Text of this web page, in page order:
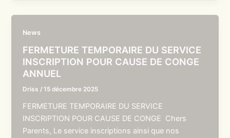
News
FERMETURE TEMPORAIRE DU SERVICE
INSCRIPTION POUR CAUSE DE CONGE
ANNUEL
Driss /15 décembre 2025
FERMETURE TEMPORAIRE DU SERVICE
INSCRIPTION POUR CAUSE DE CONGE Chers
Parents, Le service inscriptions ainsi que nos